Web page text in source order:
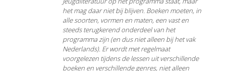
het mag daar niet bij blijven. Boeken moeten, in
alle soorten, vormen en maten, een vast en
steeds terugkerend onderdeel van het
programma zijn (en dus niet alleen bij het vak
Nederlands). Er wordt met regelmaat
voorgelezen tijdens de lessen uit verschillende
boeken en verschillende genres, niet alleen